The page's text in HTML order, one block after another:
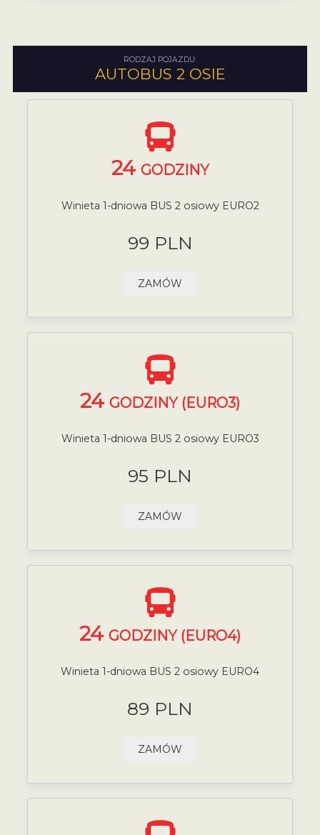
RODZAJ POJAZDU:
AUTOBUS 2 OSIE
24 GODZINY
Winieta 1-dniowa BUS 2 osiowy EURO2
99 PLN
ZAMÓW
24 GODZINY (EURO3)
Winieta 1-dniowa BUS 2 osiowy EURO3
95 PLN
ZAMÓW
24 GODZINY (EURO4)
Winieta 1-dniowa BUS 2 osiowy EURO4
89 PLN
ZAMÓW